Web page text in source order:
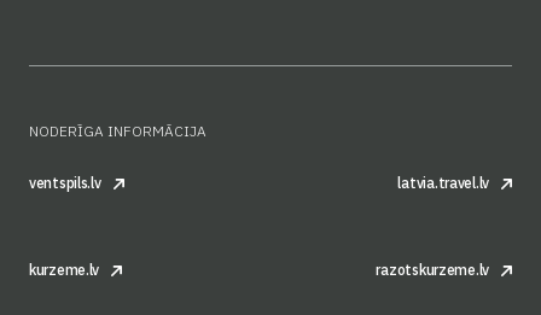
NODERĪGA INFORMĀCIJA
ventspils.lv latvia.travel.lv
kurzeme.lv razotskurzeme.lv